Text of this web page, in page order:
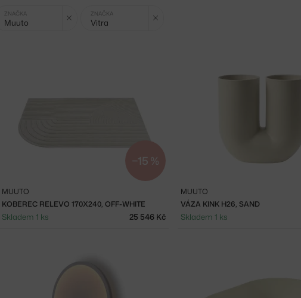
Vybrané
filtry:
ZNAČKA
Muuto
ZNAČKA
Vitra
−15 %
KOBEREC RELEVO 170X240, OFF-WHITE
MUUTO
Skladem 1 ks 25 546 Kč
VÁZA KINK H26, SAND
MUUTO
Skladem 1 ks